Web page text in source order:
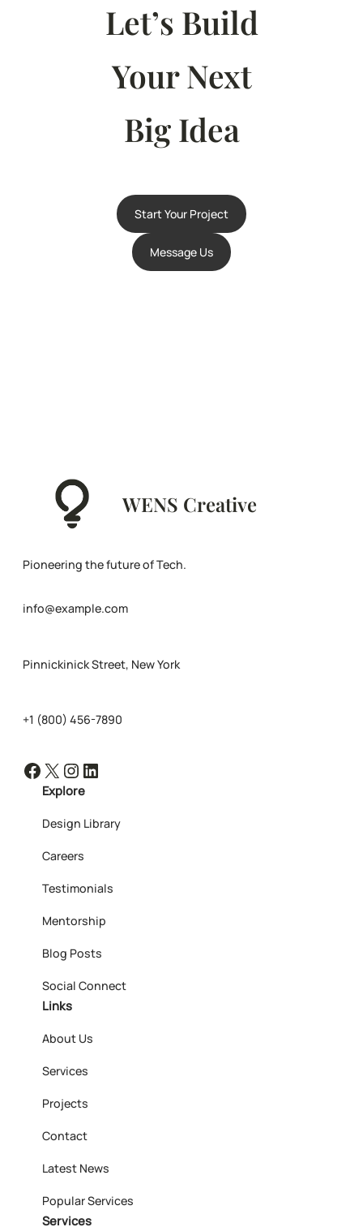
Let’s Build
Your Next
Big Idea
Start Your Project
Message Us
WENS Creative
Pioneering the future of Tech.
info@example.com
Pinnickinick Street, New York
+1 (800) 456-7890
Facebook X Instagram LinkedIn
Explore
Design Library
Careers
Testimonials
Mentorship
Blog Posts
Social Connect
Links
About Us
Services
Projects
Contact
Latest News
Popular Services
Services